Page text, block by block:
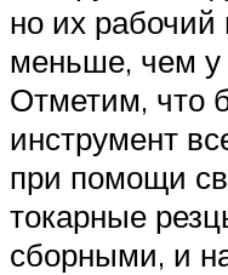
но их
меньше, чем у
Отметим, что
инструмент
при помощи
токарные
сборными, и